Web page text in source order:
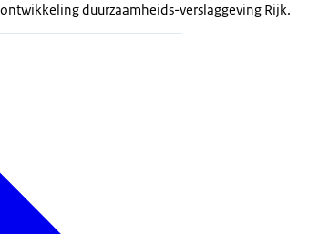
duurzaamheids-verslaggeving Rijk.